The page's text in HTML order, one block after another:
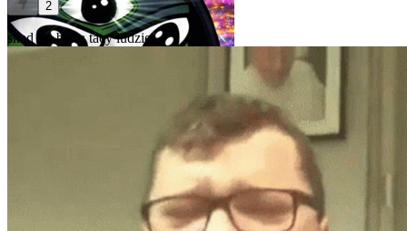
2
skąd się biorą tacy ludzie..